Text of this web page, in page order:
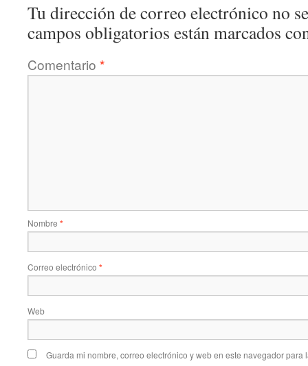
Tu dirección de correo electrónico no
campos obligatorios están marcados
Comentario *
Nombre *
Correo electrónico *
Web
Guarda mi nombre, correo electrónico y web en este navegador para